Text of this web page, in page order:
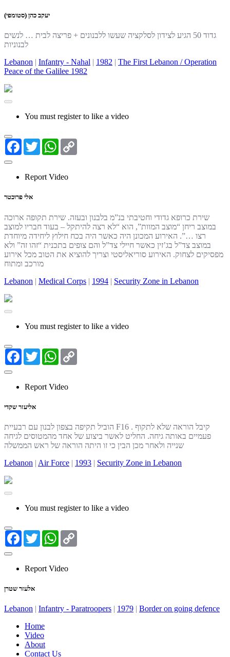
יעקב כהן (סטומפי)
גדוד 50 הגיע לצידון לסלקציה שעשו ללבנונים + פריצה לבית … לנשים
לבנוניות
Lebanon | Infantry - Nahal | 1982 | The First Lebanon / Operation
Peace of the Galilee 1982
You must register to like a video
Facebook
TwitterWhatsApp
Report Video
אלי פרוכטר
שירת כרופא גדודי וחטיבתי בנ”מ בלבנון ובעזה. שירת תקופה ארוכה
במוצב ריחן “מוצב המוות”, הוא “לא רצה להיתקל – בעוד חבריו למוצב
רצו …”. האירוע המכונן היה כאשר היה בכח חילוץ ליחידה מיוחדת
במוצב צד”ל בג’זין כאשר חיילי צד”ל והם צופים בתכנית “זהו זה” ולא
מפסיקים לצחוק. האירוע סוריאליסטי וצריך להוציא את הטוב מכל אירוע
מורכב ומתוח
Lebanon | Medical Corps | 1994 | Security Zone in Lebanon
You must register to like a video
Facebook
TwitterWhatsApp
Report Video
אליעזר שקדי
הוביל תקיפה בצפון לבנון עם רבעיית F16 . קיבל הוראה שלא לתקוף
פעמיים באותה גיחה. החליט לאשר ביצוע של אחד מהמטוסים לגיחה
שנייה ולאחר מכן הבין כי זו היתה הוראה של ראש הממשלה
Lebanon | Air Force | 1993 | Security Zone in Lebanon
You must register to like a video
Facebook
TwitterWhatsApp
Report Video
אלעזר שטרן
Lebanon | Infantry - Paratroopers | 1979 | Border on going defence
Home
Video
About
Contact Us